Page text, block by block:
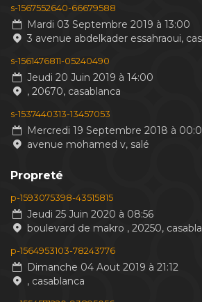
s-1567552640-66679588
Mardi 03 Septembre 2019 à 13:00
3 avenue abdelkader essahraoui,
s-1561476811-05240490
Jeudi 20 Juin 2019 à 14:00
, 20670, casablanca
s-1537440313-13457053
Mercredi 19 Septembre 2018 à
avenue mohamed v, salé
Propreté
p-1593075398-43515815
Jeudi 25 Juin 2020 à 08:56
boulevard de makro , 20250,
p-1564953103-78243776
Dimanche 04 Aout 2019 à 21:12
, casablanca